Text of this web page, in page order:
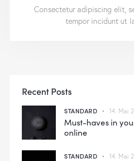
Consectetur adipiscing elit,
tempor incidunt ut
Recent Posts
STANDARD 14. Mai
Must-haves in
online
STANDARD 14. Mai